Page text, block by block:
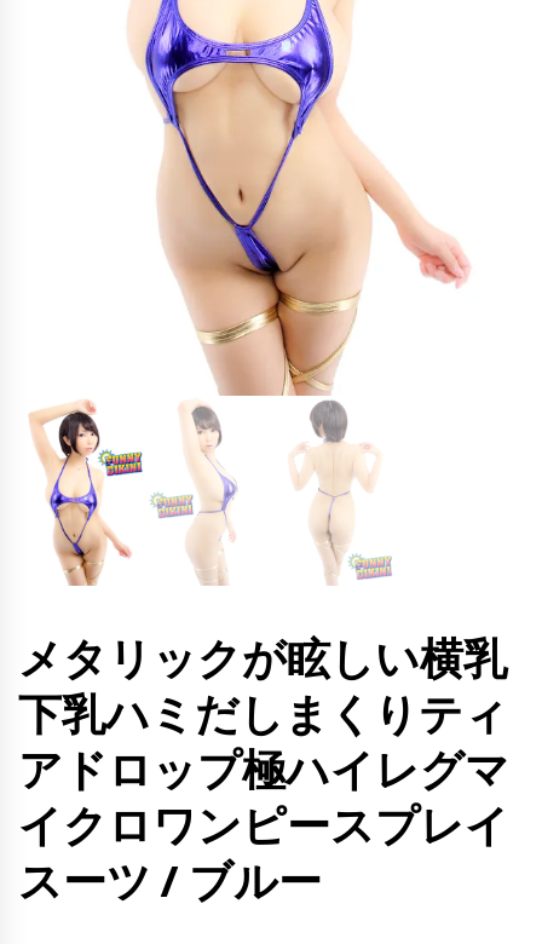
メタリックが眩しい横乳
下乳ハミだしまくりティ
アドロップ極ハイレグマ
イクロワンピースプレイ
スーツ / ブルー